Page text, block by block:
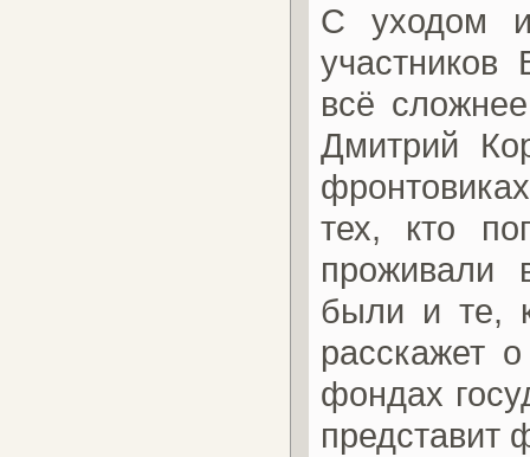
С уходом
участников
всё
Дмитрий
тех, кто
проживали
были и те,
расскажет
фондах
представит